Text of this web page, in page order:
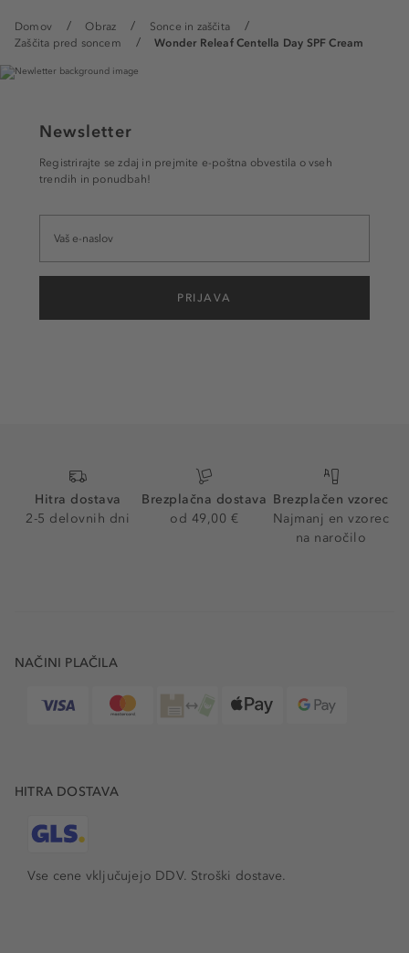
Domov Obraz
Sonce in zaščita
Zaščita pred soncem
Wonder Releaf Centella Day SPF Cream
Newsletter
Registrirajte se zdaj in prejmite e-poštna obvestila o vseh
trendih in ponudbah!
PRIJAVA
Hitra dostava
2-5 delovnih dni
Brezplačna dostava
od 49,00 €
Brezplačen vzorec
Najmanj en vzorec
na naročilo
NAČINI PLAČILA
HITRA DOSTAVA
Vse cene vključujejo DDV. Stroški dostave.